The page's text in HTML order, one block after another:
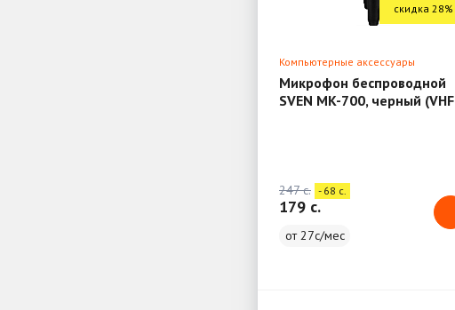
скидка 28%
Компьютерные аксессуары
Микрофон беспроводной
SVEN MK-700, черный (VHF
247 c. - 68 c.
179 c.
от 27с/мес